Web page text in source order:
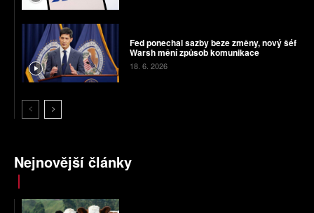
Fed ponechal sazby beze změny, nový šéf
Warsh mění způsob komunikace
18. 6. 2026
Nejnovější články